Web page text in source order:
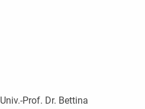
Univ.-Prof. Dr. Bettina